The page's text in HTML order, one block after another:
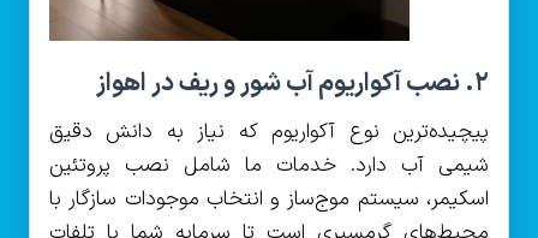
۲. نصب آکواریوم آب شور و ریف در اهواز
پیچیده‌ترین نوع آکواریوم که نیاز به دانش دقیق
شیمی آب دارد. خدمات ما شامل نصب پروتئین
اسکیمر، سیستم موج‌ساز و انتخاب موجودات سازگار با